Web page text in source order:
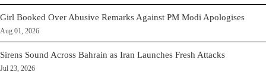
Girl Booked Over Abusive Remarks Against PM Modi Apologises
Aug 01, 2026
Sirens Sound Across Bahrain as Iran Launches Fresh Attacks
Jul 23, 2026